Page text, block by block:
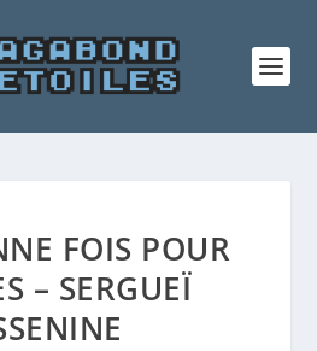
FOIS POUR
– SERGUEÏ